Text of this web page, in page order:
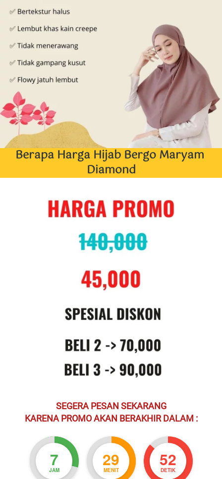
Berapa Harga Hijab Bergo Maryam
Diamond
SEGERA PESAN SEKARANG
KARENA PROMO AKAN BERAKHIR DALAM :
7
JAM
29
MENIT
51
DETIK